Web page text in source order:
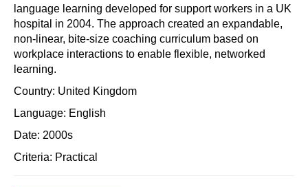
language learning developed for support workers in a UK
hospital in 2004. The approach created an expandable,
non-linear, bite-size coaching curriculum based on
workplace interactions to enable flexible, networked
learning.
Country: United Kingdom
Language: English
Date: 2000s
Criteria: Practical